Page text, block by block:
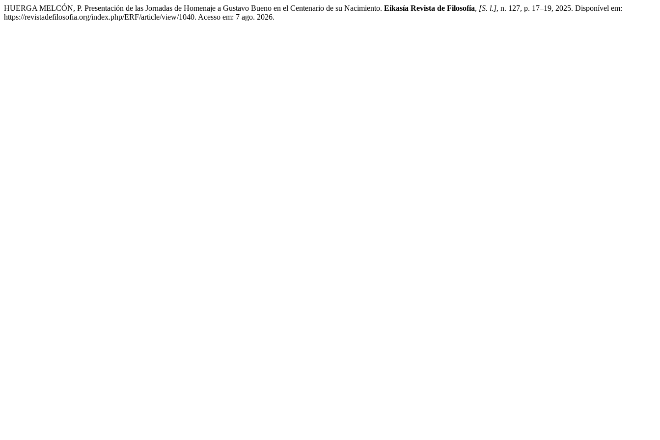
HUERGA MELCÓN, P. Presentación de las Jornadas de Homenaje a Gustavo Bueno en el Centenario de su Nacimiento. Eikasía Revista de Filosofía, [S. l.], n. 127, p. 17–19, 2025. Disponível em:
https://revistadefilosofia.org/index.php/ERF/article/view/1040. Acesso em: 7 ago. 2026.